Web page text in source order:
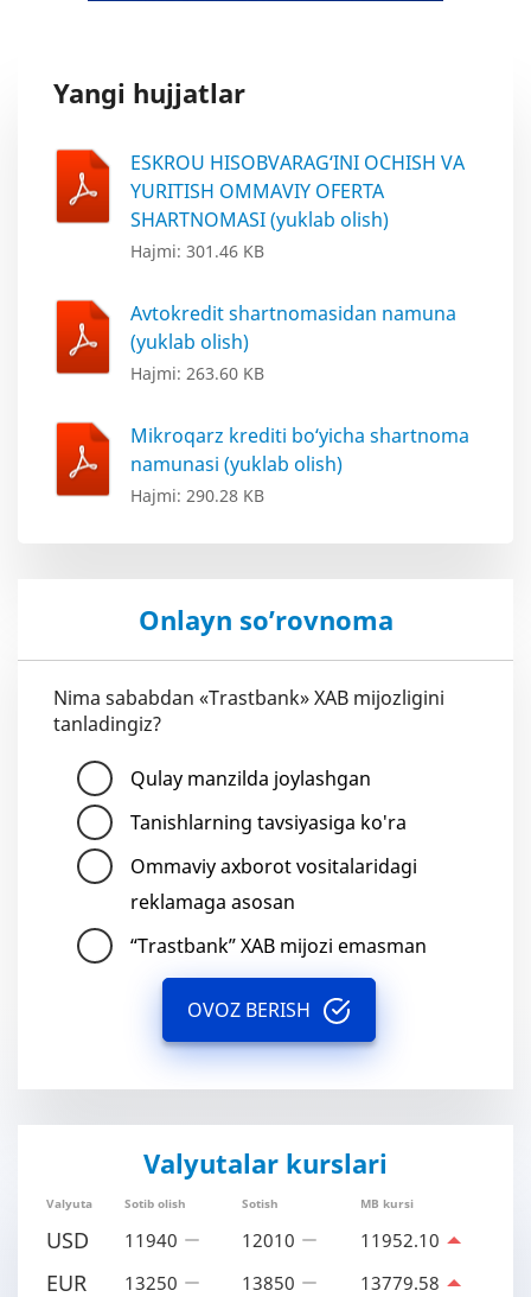
Yangi hujjatlar
ESKROU HISOBVARAG‘INI OCHISH VA
YURITISH OMMAVIY OFERTA
SHARTNOMASI (yuklab olish)
Hajmi: 301.46 KB
Avtokredit shartnomasidan namuna
(yuklab olish)
Hajmi: 263.60 KB
Mikroqarz krediti bo‘yicha shartnoma
namunasi (yuklab olish)
Hajmi: 290.28 KB
Onlayn so’rovnoma
Nima sababdan «Trastbank» XAB mijozligini
tanladingiz?
Qulay manzilda joylashgan
Tanishlarning tavsiyasiga ko'ra
Ommaviy axborot vositalaridagi
reklamaga asosan
“Trastbank” XAB mijozi emasman
OVOZ BERISH
Valyutalar kurslari
Valyuta Sotib olish Sotish MB kursi
USD 11940 12010 11952.10
EUR 13250 13850 13779.58